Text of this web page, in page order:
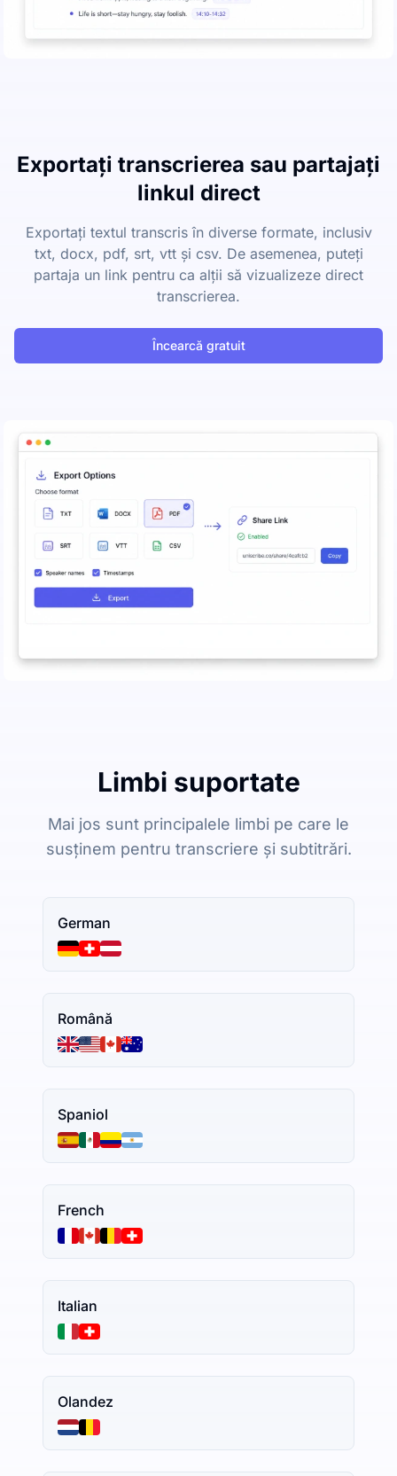
Exportați transcrierea sau partajați
linkul direct
Exportați textul transcris în diverse formate, inclusiv
txt, docx, pdf, srt, vtt și csv. De asemenea, puteți
partaja un link pentru ca alții să vizualizeze direct
transcrierea.
Încearcă gratuit
Limbi suportate
Mai jos sunt principalele limbi pe care le
susținem pentru transcriere și subtitrări.
German
Română
Spaniol
French
Italian
Olandez